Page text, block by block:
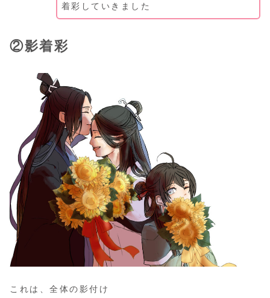
着彩していきました
②影着彩
これは、全体の影付け